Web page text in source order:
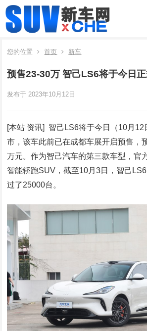
您的位置 首页 新车
预售23-30万 智己LS6将于今日
发布于 2023年10月12日
[本站 资讯] 智己LS6将于今日（10月12
市，该车此前已在成都车展开启预售，
万元。作为智己汽车的第三款车型，官
智能轿跑SUV，截至10月3日，智己
过了25000台。